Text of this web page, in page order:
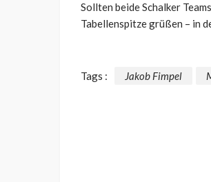
Sollten beide Schalker
Tabellenspitze grüßen – in
Tags : Jakob Fimpel